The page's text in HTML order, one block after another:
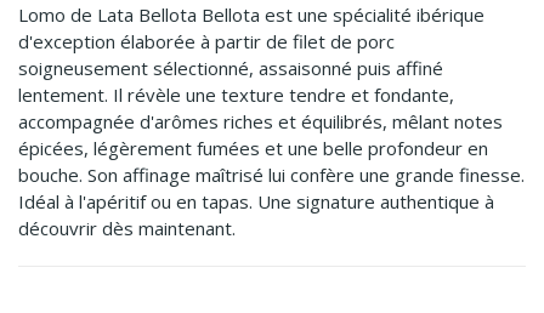
Lomo de Lata Bellota Bellota est une spécialité ibérique
d'exception élaborée à partir de filet de porc
soigneusement sélectionné, assaisonné puis affiné
lentement. Il révèle une texture tendre et fondante,
accompagnée d'arômes riches et équilibrés, mêlant notes
épicées, légèrement fumées et une belle profondeur en
bouche. Son affinage maîtrisé lui confère une grande finesse.
Idéal à l'apéritif ou en tapas. Une signature authentique à
découvrir dès maintenant.